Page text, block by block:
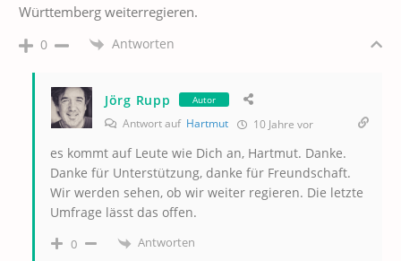
Württemberg weiterregieren.
0 Antworten
Jörg Rupp Autor
Antwort auf Hartmut 10 Jahre vor
es kommt auf Leute wie Dich an, Hartmut. Danke.
Danke für Unterstützung, danke für Freundschaft.
Wir werden sehen, ob wir weiter regieren. Die letzte
Umfrage lässt das offen.
0 Antworten